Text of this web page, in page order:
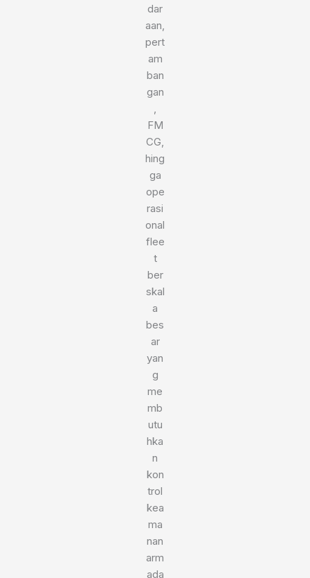
dar
aan,
pert
am
ban
gan
,
FM
CG,
hing
ga
ope
rasi
onal
flee
t
ber
skal
a
bes
ar
yan
g
me
mb
utu
hka
n
kon
trol
kea
ma
nan
arm
ada